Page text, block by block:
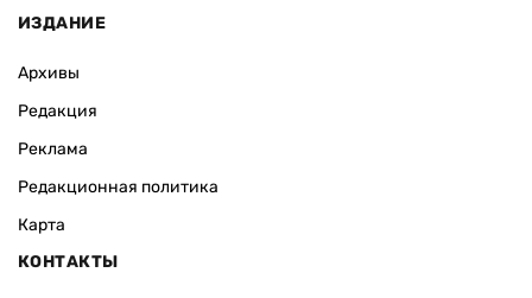
ИЗДАНИЕ
Архивы
Редакция
Реклама
Редакционная политика
Карта
КОНТАКТЫ